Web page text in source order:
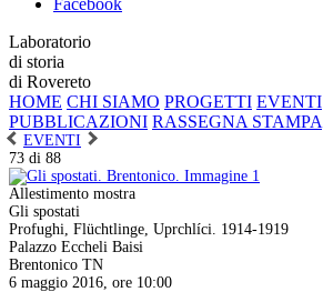
Facebook
Laboratorio
di storia
di Rovereto
HOME CHI SIAMO PROGETTI EVENTI
PUBBLICAZIONI RASSEGNA STAMPA
EVENTI
73 di 88
Allestimento mostra
Gli spostati
Profughi, Flüchtlinge, Uprchlíci. 1914-1919
Palazzo Eccheli Baisi
Brentonico TN
6 maggio 2016, ore 10:00